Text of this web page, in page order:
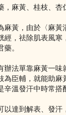
，麻黃、桂枝、杏
麻黃，由於〈麻
經，祛除肌表風
。
辦法單靠麻黃一
為臣輔，就能助
溫發汗中時常搭
以達到解表、發